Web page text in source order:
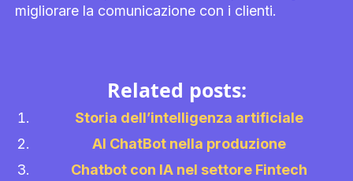
migliorare la comunicazione con i clienti.
Related posts:
Storia dell’intelligenza artificiale
AI ChatBot nella produzione
Chatbot con IA nel settore Fintech